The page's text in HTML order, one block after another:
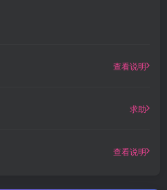
查看说明
求助
查看说明